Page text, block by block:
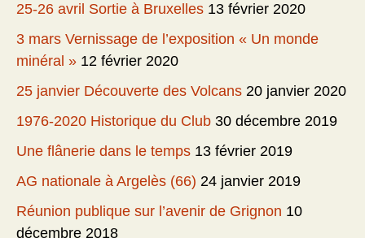
25-26 avril Sortie à Bruxelles 13 février 2020
3 mars Vernissage de l’exposition « Un monde
minéral » 12 février 2020
25 janvier Découverte des Volcans 20 janvier 2020
1976-2020 Historique du Club 30 décembre 2019
Une flânerie dans le temps 13 février 2019
AG nationale à Argelès (66) 24 janvier 2019
Réunion publique sur l’avenir de Grignon 10
décembre 2018